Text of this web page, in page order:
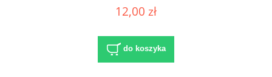
12,00 zł
do koszyka